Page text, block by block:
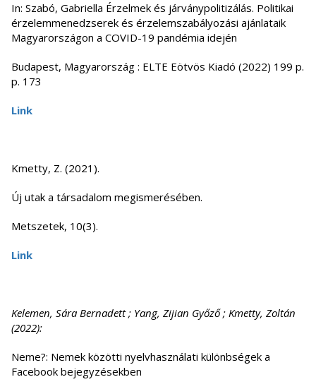
In: Szabó, Gabriella Érzelmek és járványpolitizálás. Politikai
érzelemmenedzserek és érzelemszabályozási ajánlataik
Magyarországon a COVID-19 pandémia idején
Budapest, Magyarország : ELTE Eötvös Kiadó (2022) 199 p.
p. 173
Link
Kmetty, Z. (2021).
Új utak a társadalom megismerésében.
Metszetek, 10(3).
Link
Kelemen, Sára Bernadett ; Yang, Zijian Győző ; Kmetty, Zoltán
(2022):
Neme?: Nemek közötti nyelvhasználati különbségek a
Facebook bejegyzésekben